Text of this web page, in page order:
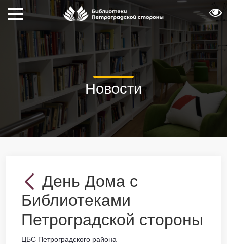
Новости
День Дома с
Библиотеками
Петроградской стороны
ЦБС Петроградского района